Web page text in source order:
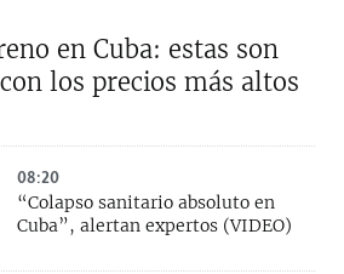
en Cuba: estas son
los precios más altos
08:20
“Colapso sanitario absoluto en
Cuba”, alertan expertos (VIDEO)